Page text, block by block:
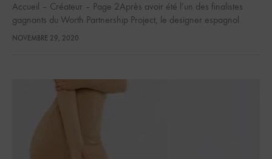
Accueil – Créateur – Page 2Après avoir été l’un des finalistes
gagnants du Worth Partnership Project, le designer espagnol
lance une collection capsule conçue en collaboration avec les
NOVEMBRE 29, 2020